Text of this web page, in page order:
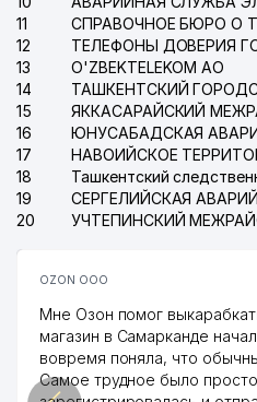
11
12
13
O'ZBEKTELEKOM АО
14
15
16
17
18
19
20
OZON ООО
Мне Озон помог
магазин в Самарканде
вовремя поняла, что
Самое трудное было